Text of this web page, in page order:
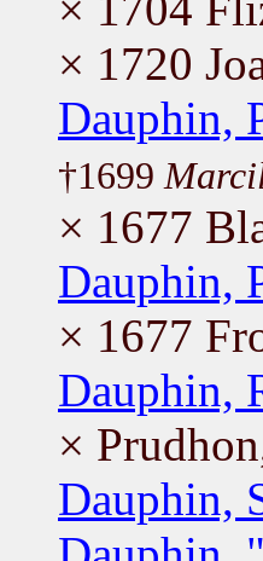
× 1720
Dauphin,
†1699
× 1677
Dauphin,
× 1677
Dauphin,
×
Dauphin,